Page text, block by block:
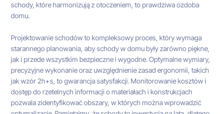
schody, które harmonizują z otoczeniem, to prawdziwa ozdoba
domu.
Projektowanie schodów to kompleksowy proces, który wymaga
starannego planowania, aby schody w domu były zarówno piękne,
jak i przede wszystkim bezpieczne i wygodne. Optymalne wymiary,
precyzyjne wykonanie oraz uwzględnienie zasad ergonomii, takich
jak wzór 2h+s, to gwarancja satysfakcji. Monitorowanie kosztów i
dostęp do rzetelnych informacji o materiałach i konstrukcjach
pozwala zidentyfikować obszary, w których można wprowadzić